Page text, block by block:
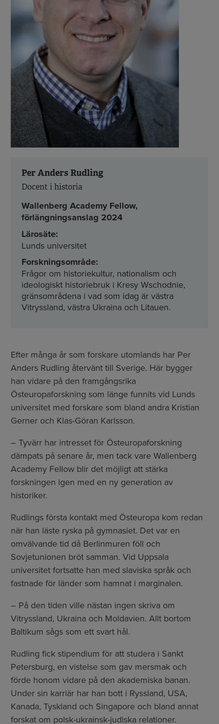
Per Anders Rudling
Docent i historia
Wallenberg Academy Fellow,
förlängningsanslag 2024
Lärosäte:
Lunds universitet
Forskningsområde:
Frågor om historiekultur, nationalism och
ideologiskt historiebruk i Kresy Wschodnie,
gränsområdena i vad som idag är västra
Vitryssland, västra Ukraina och Litauen.
Efter många år som forskare utomlands har Per
Anders Rudling återvänt till Sverige. Här bygger
han vidare på den framgångsrika
Östeuropaforskning som länge funnits vid Lunds
universitet med forskare som bland andra Kristian
Gerner och Klas-Göran Karlsson.
– Tyvärr har intresset för Östeuropaforskning
dämpats på senare år, men tack vare Wallenberg
Academy Fellow blir det möjligt att stärka
forskningen igen med en ny generation av
historiker.
Rudlings första kontakt med Östeuropa kom redan
när han läste ryska på gymnasiet. Det var en
omvälvande tid då Berlinmuren föll och
Sovjetunionen bröt samman. Vid Uppsala
universitet fortsatte han med slaviska språk och
fastnade för länder som hamnat i marginalen.
– På den tiden ville nästan ingen skriva om
Vitryssland, Ukraina och Moldavien. Allt bortom
Baltikum sågs som ett svart hål.
Rudling fick stipendium för att studera i Sankt
Petersburg, en vistelse som gav mersmak och
förde honom vidare på den akademiska banan.
Under sin karriär har han bott i Ryssland, USA,
Kanada, Tyskland och Singapore och bland annat
forskat om polsk-ukrainsk-judiska relationer.